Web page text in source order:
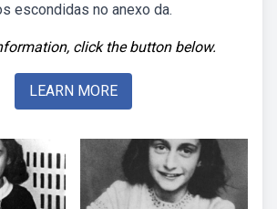
escondidas no anexo da.
click the button below.
LEARN MORE